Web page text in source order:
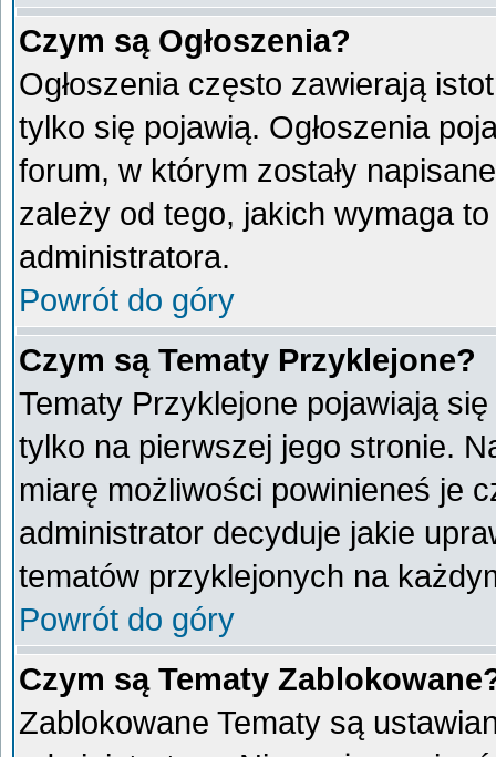
Czym są Ogłoszenia?
Ogłoszenia często zawierają
tylko się pojawią. Ogłoszenia
forum, w którym zostały
zależy od tego, jakich wymaga
administratora.
Powrót do góry
Czym są Tematy Przyklejone?
Tematy Przyklejone pojawiają
tylko na pierwszej jego stronie.
miarę możliwości powinieneś je
administrator decyduje jakie
tematów przyklejonych na
Powrót do góry
Czym są Tematy
Zablokowane Tematy są